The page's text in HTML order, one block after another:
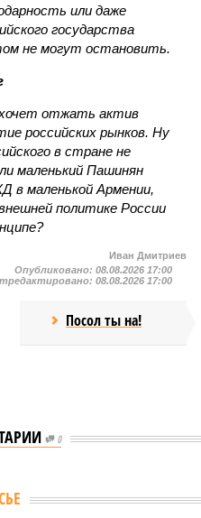
или даже
государства
не могут остановить.
отжать актив
российских рынков. Ну
в стране не
маленький Пашинян
маленькой Армении,
политике России
Иван Дмитриев
Опубликовано: 08.08.2026 17:00
08.08.2026 17:00
Посол ты на!
0
от уже сданного
Л» продолжают ждать от